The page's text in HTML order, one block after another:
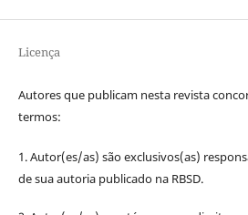
Licença
Autores que publicam nesta revista
termos:
1. Autor(es/as) são exclusivos(as)
de sua autoria publicado na RBSD.